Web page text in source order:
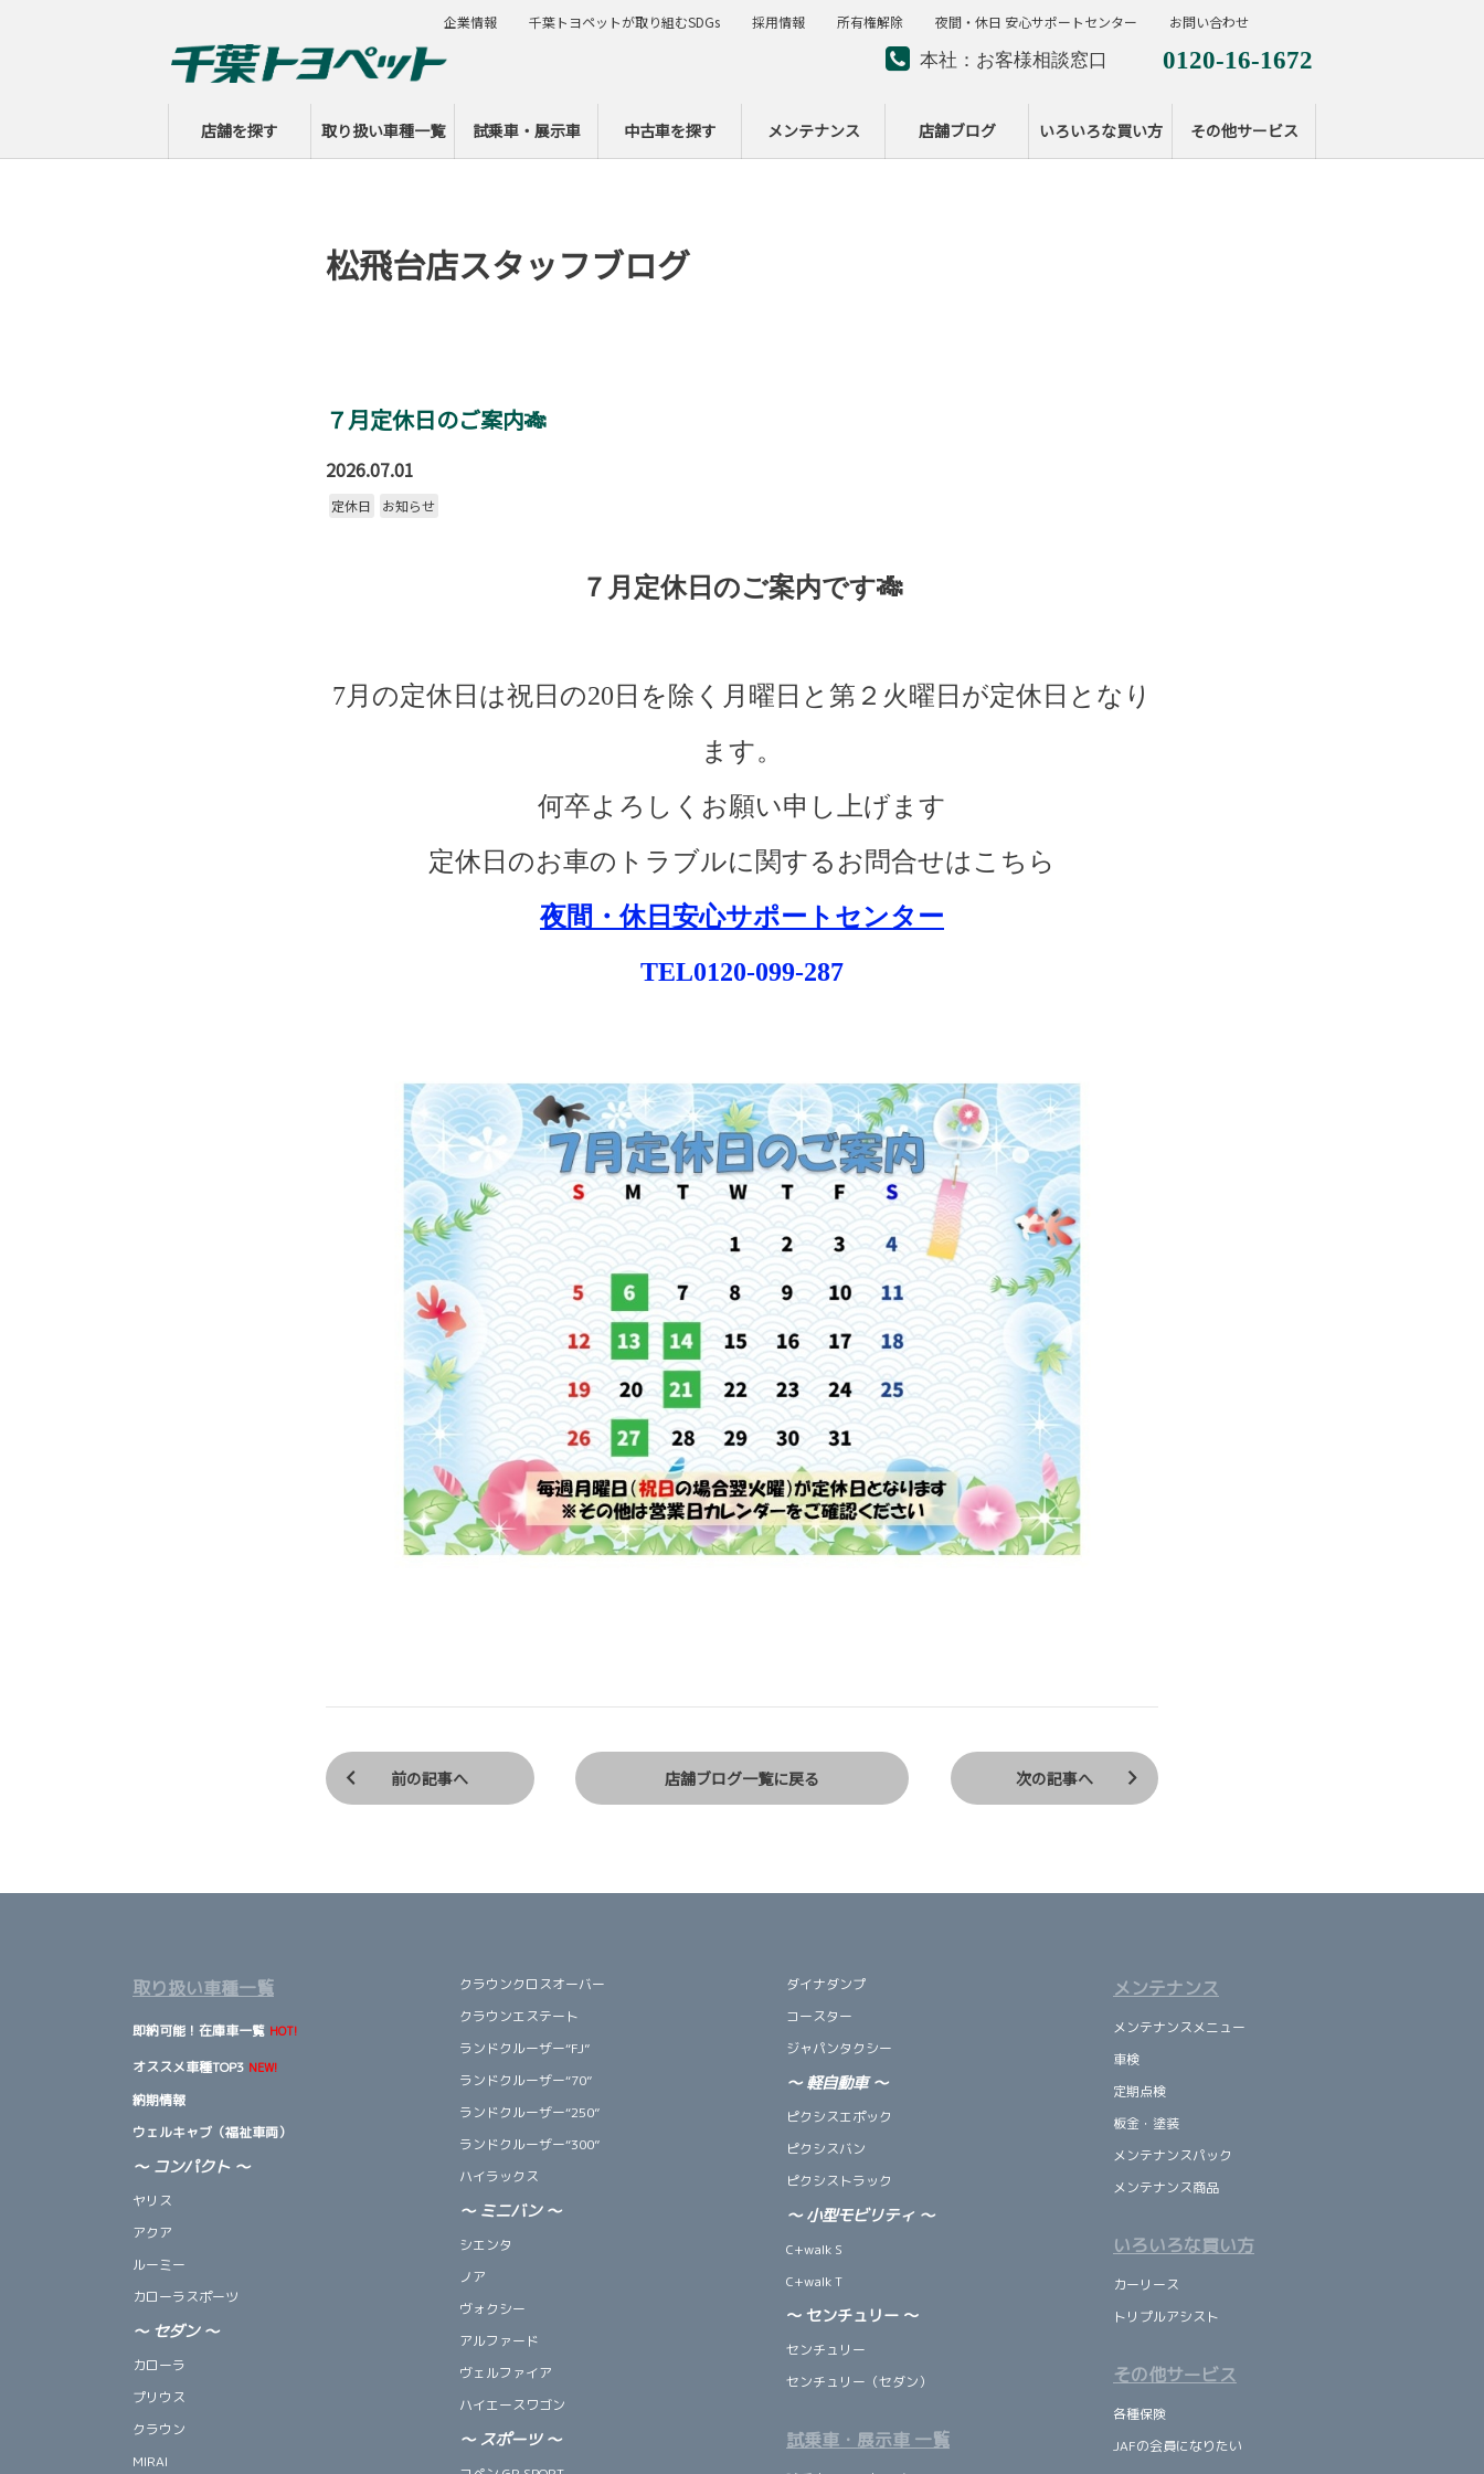
本社：お客様相談窓口 0120-16-1672
ー
店舗を探す 取り扱い車種一覧 試乗車・展示車 中古車を探す メンテナンス 店舗ブログ いろいろな買い方 その他サービス
企業情報 千葉トヨペットが取り組むSDGs 採用情報 所有権解除 夜間・休日 安心サポートセンター お問い合わせ
松飛台店スタッフブログ
７月定休日のご案内🎋
2026.07.01
定休日 お知らせ
７月定休日のご案内です🎋
7月の定休日は祝日の20日を除く月曜日と第２火曜日が定休日となり
ます。
何卒よろしくお願い申し上げます
定休日のお車のトラブルに関するお問合せはこちら
夜間・休日安心サポートセンター
TEL0120-099-287
前の記事へ 店舗ブログ一覧に戻る 次の記事へ
取り扱い車種一覧
即納可能！在庫車一覧 HOT!
オススメ車種TOP3 NEW!
納期情報
ウェルキャブ（福祉車両）
～ コンパクト ～
ヤリス
アクア
ルーミー
カローラスポーツ
～ セダン ～
カローラ
プリウス
クラウン
MIRAI
クラウンクロスオーバー
クラウンエステート
ランドクルーザー“FJ”
ランドクルーザー“70”
ランドクルーザー“250”
ランドクルーザー“300”
ハイラックス
～ ミニバン ～
シエンタ
ノア
ヴォクシー
アルファード
ヴェルファイア
ハイエースワゴン
～ スポーツ ～
ダイナダンプ
コースター
ジャパンタクシー
～ 軽自動車～
ピクシスエポック
ピクシスバン
ピクシストラック
～ 小型モビリティ ～
C+walk S
C+walk T
～ センチュリー ～
センチュリー
センチュリー（セダン）
試乗車・展示車 一覧
メンテナンス
メンテナンスメニュー
車検
定期点検
板金・塗装
メンテナンスパック
メンテナンス商品
いろいろな買い方
カーリース
トリプルアシスト
その他サービス
各種保険
JAFの会員になりたい